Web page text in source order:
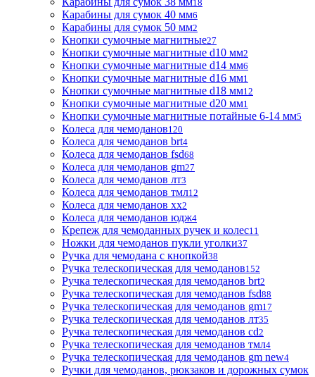
18
Карабины для сумок 40 мм6
Карабины для сумок 50 мм2
Кнопки сумочные магнитные27
Кнопки сумочные магнитные d10 мм2
Кнопки сумочные магнитные d14 мм6
Кнопки сумочные магнитные d16 мм1
Кнопки сумочные магнитные d18 мм12
Кнопки сумочные магнитные d20 мм1
Кнопки сумочные магнитные потайные 6-14 мм5
Колеса для чемоданов120
Колеса для чемоданов brt4
Колеса для чемоданов fsd68
Колеса для чемоданов gm27
Колеса для чемоданов лт3
Колеса для чемоданов тмл12
Колеса для чемоданов хх2
Колеса для чемоданов юдж4
Крепеж для чемоданных ручек и колес11
Ножки для чемоданов пукли уголки37
Ручка для чемодана с кнопкой38
Ручка телескопическая для чемоданов152
Ручка телескопическая для чемоданов brt2
Ручка телескопическая для чемоданов fsd88
Ручка телескопическая для чемоданов gm17
Ручка телескопическая для чемоданов лт35
Ручка телескопическая для чемоданов сd2
Ручка телескопическая для чемоданов тмл4
Ручка телескопическая для чемоданов gm new4
Ручки для чемоданов, рюкзаков и дорожных сумок